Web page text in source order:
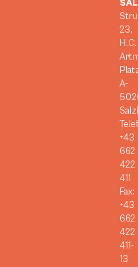
23,
H.C.
A-
+43
662
422
411
Fax:
+43
662
422
411-
13